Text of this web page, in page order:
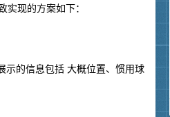
现的方案如下：
示的信息包括 大概位置、惯用球